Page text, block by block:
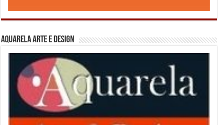
Aquarela Arte e Design